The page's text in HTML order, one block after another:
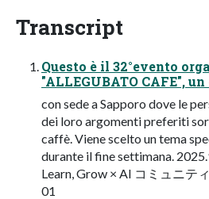
Transcript
Questo è il 32°evento
"ALLEGUBATO CAFE",
con sede a Sapporo dove le
dei loro argomenti preferiti
caffè. Viene scelto un tema
durante il fine settimana.
Learn, Grow × AI コミュニテ
01